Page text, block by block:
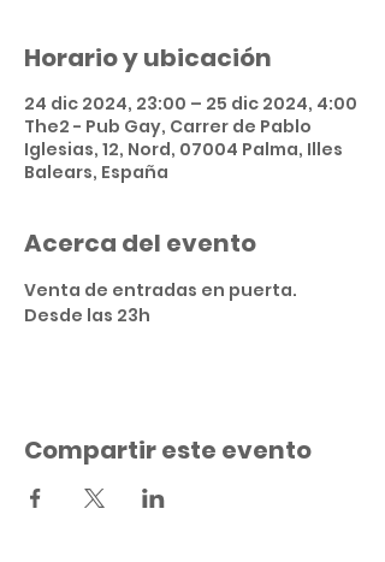
Horario y ubicación
24 dic 2024, 23:00 – 25 dic 2024, 4:00
The2 - Pub Gay, Carrer de Pablo
Iglesias, 12, Nord, 07004 Palma, Illes
Balears, España
Acerca del evento
Venta de entradas en puerta.
Desde las 23h
Compartir este evento